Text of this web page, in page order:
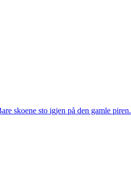
skoene sto igjen på den gamle piren.